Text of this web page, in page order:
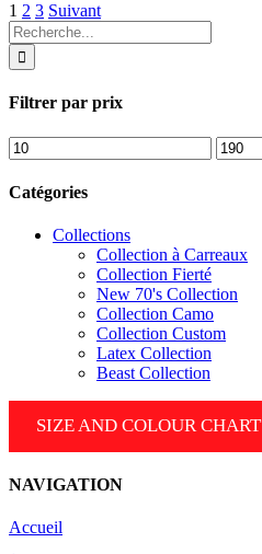
choisies
sur
1 2 3 Suivant
Recherche
de
:
Filtrer par prix
Prix
min
Prix
max
Catégories
Collections
Collection à Carreaux
Collection Fierté
New 70's Collection
Collection Camo
Collection Custom
Latex Collection
Beast Collection
SIZE AND COLOUR CHART
NAVIGATION
Accueil